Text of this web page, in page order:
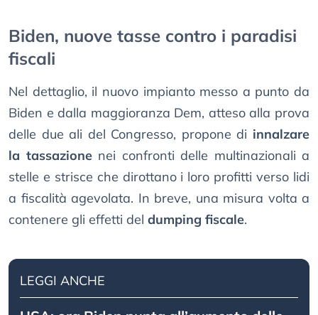
Biden, nuove tasse contro i paradisi
fiscali
Nel dettaglio, il nuovo impianto messo a punto da
Biden e dalla maggioranza Dem, atteso alla prova
delle due ali del Congresso, propone di innalzare
la tassazionenei confronti delle multinazionali a
stelle e strisce che dirottano i loro profitti verso lidi
a fiscalità agevolata. In breve, una misura volta a
contenere gli effetti del dumping fiscale.
LEGGI ANCHE